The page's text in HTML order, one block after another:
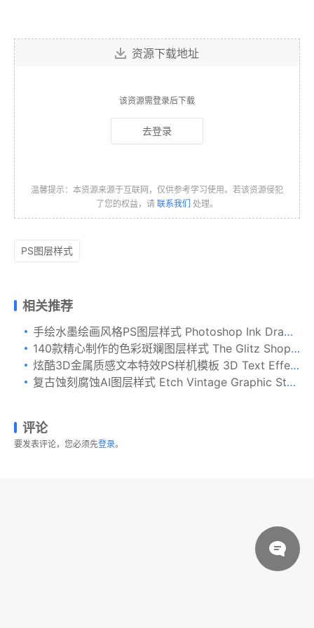
资源下载地址
该资源需登录后下载
去登录
温馨提示：本资源来源于互联网，仅供参考学习使用。若该资源侵犯
了您的权益，请 联系我们 处理。
PS图层样式
相关推荐
手绘水墨绘画风格PS图层样式 Photoshop Ink Drawing Effect
140款精心制作的色彩斑斓图层样式 The Glitz Shoppe
炫酷3D金属质感文本特效PS样机模板 3D Text Effects Vol.4
复古蚀刻腐蚀AI图层样式 Etch Vintage Graphic Styles
评论
要发表评论，您必须先登录。